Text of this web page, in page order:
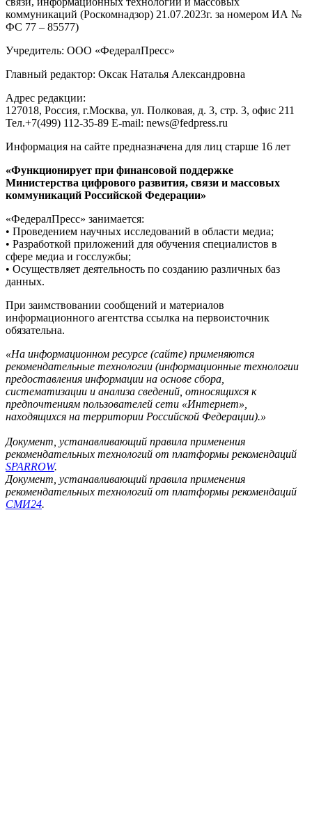
коммуникаций (Роскомнадзор) 21.07.2023г. за номером ИА №
ФС 77 – 85577)
Учредитель: ООО «ФедералПресс»
Главный редактор: Оксак Наталья Александровна
Адрес редакции:
127018, Россия, г.Москва, ул. Полковая, д. 3, стр. 3, офис 211
Тел.+7(499) 112-35-89 E-mail: news@fedpress.ru
Информация на сайте предназначена для лиц старше 16 лет
«Функционирует при финансовой поддержке
Министерства цифрового развития, связи и массовых
коммуникаций Российской Федерации»
«ФедералПресс» занимается:
• Проведением научных исследований в области медиа;
• Разработкой приложений для обучения специалистов в
сфере медиа и госслужбы;
• Осуществляет деятельность по созданию различных баз
данных.
При заимствовании сообщений и материалов
информационного агентства ссылка на первоисточник
обязательна.
«На информационном ресурсе (сайте) применяются
рекомендательные технологии (информационные технологии
предоставления информации на основе сбора,
систематизации и анализа сведений, относящихся к
предпочтениям пользователей сети «Интернет»,
находящихся на территории Российской Федерации).»
Документ, устанавливающий правила применения
рекомендательных технологий от платформы рекомендаций
SPARROW.
Документ, устанавливающий правила применения
рекомендательных технологий от платформы рекомендаций
СМИ24.